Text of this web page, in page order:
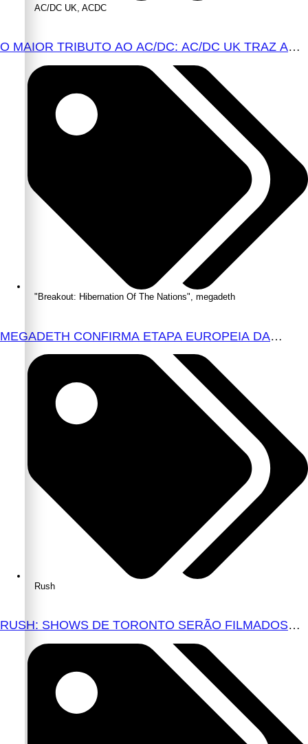
AC/DC UK ACDC
O MAIOR TRIBUTO AO AC/DC: AC/DC UK TRAZ AO
GERAÇÕES
"Breakout: Hibernation Of The Nations", megadeth
MEGADETH CONFIRMA ETAPA EUROPEIA DA
Rush
RUSH: SHOWS DE TORONTO SERÃO FILMADOS